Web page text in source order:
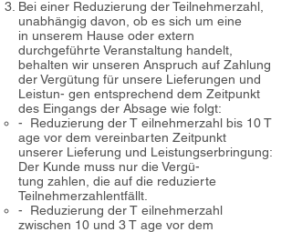
Bei einer Reduzierung der Teilnehmerzahl,
unabhängig davon, ob es sich um eine
in unserem Hause oder extern
durchgeführte Veranstaltung handelt,
behalten wir unseren Anspruch auf Zahlung
der Vergütung für unsere Lieferungen und
Leistun- gen entsprechend dem Zeitpunkt
des Eingangs der Absage wie folgt:
- Reduzierung der T eilnehmerzahl bis 10 T
age vor dem vereinbarten Zeitpunkt
unserer Lieferung und Leistungserbringung:
Der Kunde muss nur die Vergü-
tung zahlen, die auf die reduzierte
Teilnehmerzahlentfällt.
- Reduzierung der T eilnehmerzahl
zwischen 10 und 3 T age vor dem